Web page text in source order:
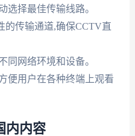
选择最佳传输线路。
的传输通道,确保CCTV直
同网络环境和设备。
便用户在各种终端上观看
内内容